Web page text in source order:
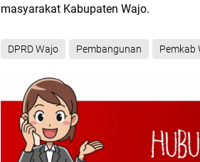
masyarakat Kabupaten Wajo.
DPRD Wajo Pembangunan Pemkab